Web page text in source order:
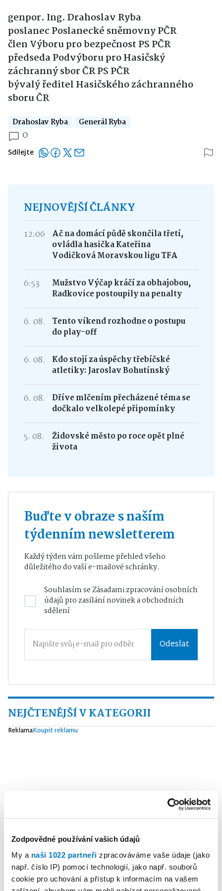
Zodpovědné používání vašich údajů
My a naši 1022 partneři zpracováváme vaše údaje (jako
např. číslo IP) pomocí technologií, jako např. souborů
cookie pro uchování a přístup k informacím na vašem
genpor. Ing. Drahoslav Ryba
poslanec Poslanecké sněmovny PČR
člen Výboru pro bezpečnost PS PČR
předseda Podvýboru pro Hasičský
záchranný sbor ČR PS PČR
bývalý ředitel Hasičského záchranného
sboru ČR
Drahoslav Ryba Generál Ryba
0
Sdílejte
NEJNOVĚJŠÍ ČLÁNKY
12:06
Ač na domácí půdě skončila třetí,
ovládla hasička Kateřina
Vodičková Moravskou ligu TFA
6:53
Mužstvo Výčap kráčí za obhajobou,
Radkovice postoupily na penalty
6. 08.
Tento víkend rozhodne o postupu
do play-off
6. 08.
Kdo stojí za úspěchy třebíčské
atletiky: Jaroslav Bohutínský
6. 08.
Dříve mlčením přecházené téma se
dočkalo velkolepé připomínky
5. 08.
Židovské město po roce opět plné
života
Buďte v obraze s naším
týdenním newsletterem
Každý týden vám pošleme přehled všeho
důležitého do vaší e-mailové schránky.
Souhlasím seZásadami zpracování osobních
údajůpro zasílání novinek a obchodních
sdělení
Odeslat
NEJČTENĚJŠÍ V KATEGORII
ReklamaKoupit reklamu